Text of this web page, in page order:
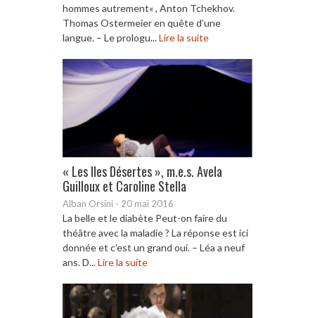
hommes autrement« , Anton Tchekhov.
Thomas Ostermeier en quête d’une
langue. – Le prologu...Lire la suite
« Les Iles Désertes », m.e.s. Avela
Guilloux et Caroline Stella
Alban Orsini - 20 mai 2016
La belle et le diabète Peut-on faire du
théâtre avec la maladie ? La réponse est ici
donnée et c’est un grand oui. – Léa a neuf
ans. D...Lire la suite